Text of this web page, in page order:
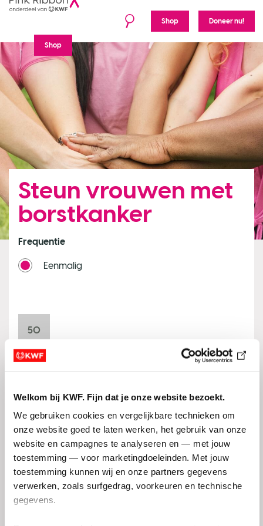
Welkom bij KWF. Fijn dat je onze website bezoekt.
We gebruiken cookies en vergelijkbare technieken om
onze website goed te laten werken, het gebruik van onze
website en campagnes te analyseren en — met jouw
toestemming — voor marketingdoeleinden. Met jouw
toestemming kunnen wij en onze partners gegevens
verwerken, zoals surfgedrag, voorkeuren en technische
gegevens.
Shop
Shop Doneer nu!
Steun vrouwen met
borstkanker
Frequentie
Eenmalig
50
25
15
Anders
Dit betreft een anonieme donatie. Wil je graag een